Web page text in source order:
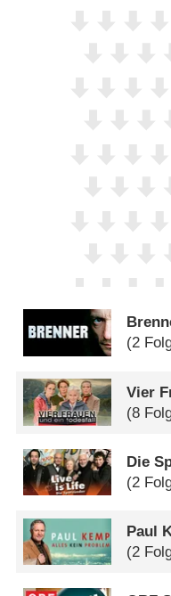
(2
Vier
(8
Die
(2
Paul
(2